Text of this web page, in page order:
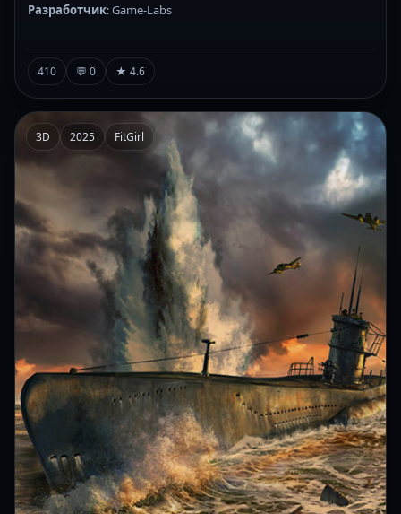
Разработчик: Game-Labs
410 💬 0 ★ 4.6
3D 2025 FitGirl